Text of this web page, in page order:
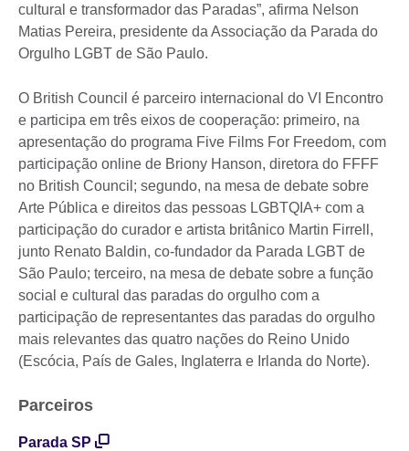
cultural e transformador das Paradas”, afirma Nelson
Matias Pereira, presidente da Associação da Parada do
Orgulho LGBT de São Paulo.
O British Council é parceiro internacional do VI Encontro
e participa em três eixos de cooperação: primeiro, na
apresentação do programa Five Films For Freedom, com
participação online de Briony Hanson, diretora do FFFF
no British Council; segundo, na mesa de debate sobre
Arte Pública e direitos das pessoas LGBTQIA+ com a
participação do curador e artista britânico Martin Firrell,
junto Renato Baldin, co-fundador da Parada LGBT de
São Paulo; terceiro, na mesa de debate sobre a função
social e cultural das paradas do orgulho com a
participação de representantes das paradas do orgulho
mais relevantes das quatro nações do Reino Unido
(Escócia, País de Gales, Inglaterra e Irlanda do Norte).
Parceiros
Parada SP